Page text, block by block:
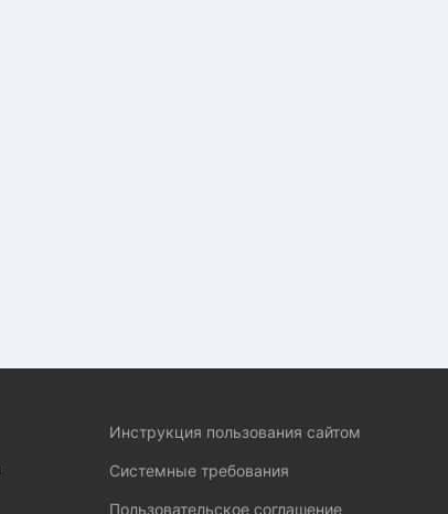
Инструкция пользования сайтом
Системные требования
Пользовательское соглашение